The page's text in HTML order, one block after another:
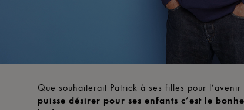
Que souhaiterait Patrick à ses filles pour l’avenir
puisse désirer pour ses enfants c’est le